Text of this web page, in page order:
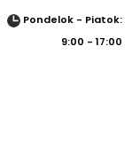
Pondelok - Piatok:
9:00 - 17:00